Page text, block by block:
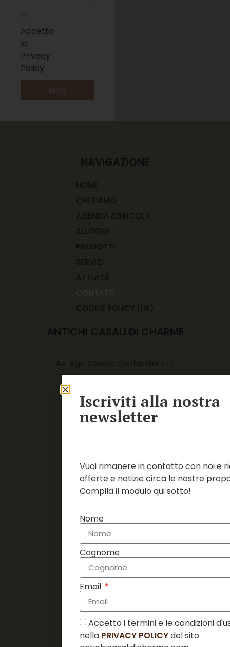
Accetto
la
Privacy
Policy
SEND
NAVIGAZIONE
HOME
CHI SIAMO
AZIENDA AGRICOLA
ALLOGGI
PRODOTTI
SERVIZI
ATTIVITÀ
COOKIE POLICY (UE)
ANTICHI CASALI DI CHARME
Az. Agr. Casale Ciaffardini s.r.l.
05018 Orvieto (TR)
C.F. / P. IVA 01659020554
SOCIAL
CONTATTI
Iscriviti alla nostra
newsletter
Vuoi rimanere in contatto con noi e
offerte e notizie circa le nostre
Compila il modulo qui sotto!
Nome
Cognome
Email
Accetto i termini e le condizioni
nella PRIVACY POLICYdel sito